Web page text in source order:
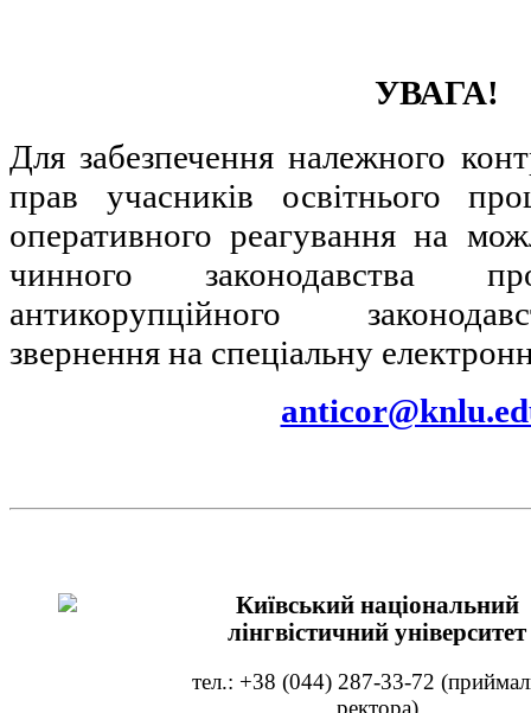
УВАГА!
Для забезпечення належного
прав учасників освітнього
оперативного реагування на
чинного законодавства
антикорупційного
звернення на спеціальну
Київський національний
лінгвістичний університет
тел.: +38 (044) 287-33-72
ректора)